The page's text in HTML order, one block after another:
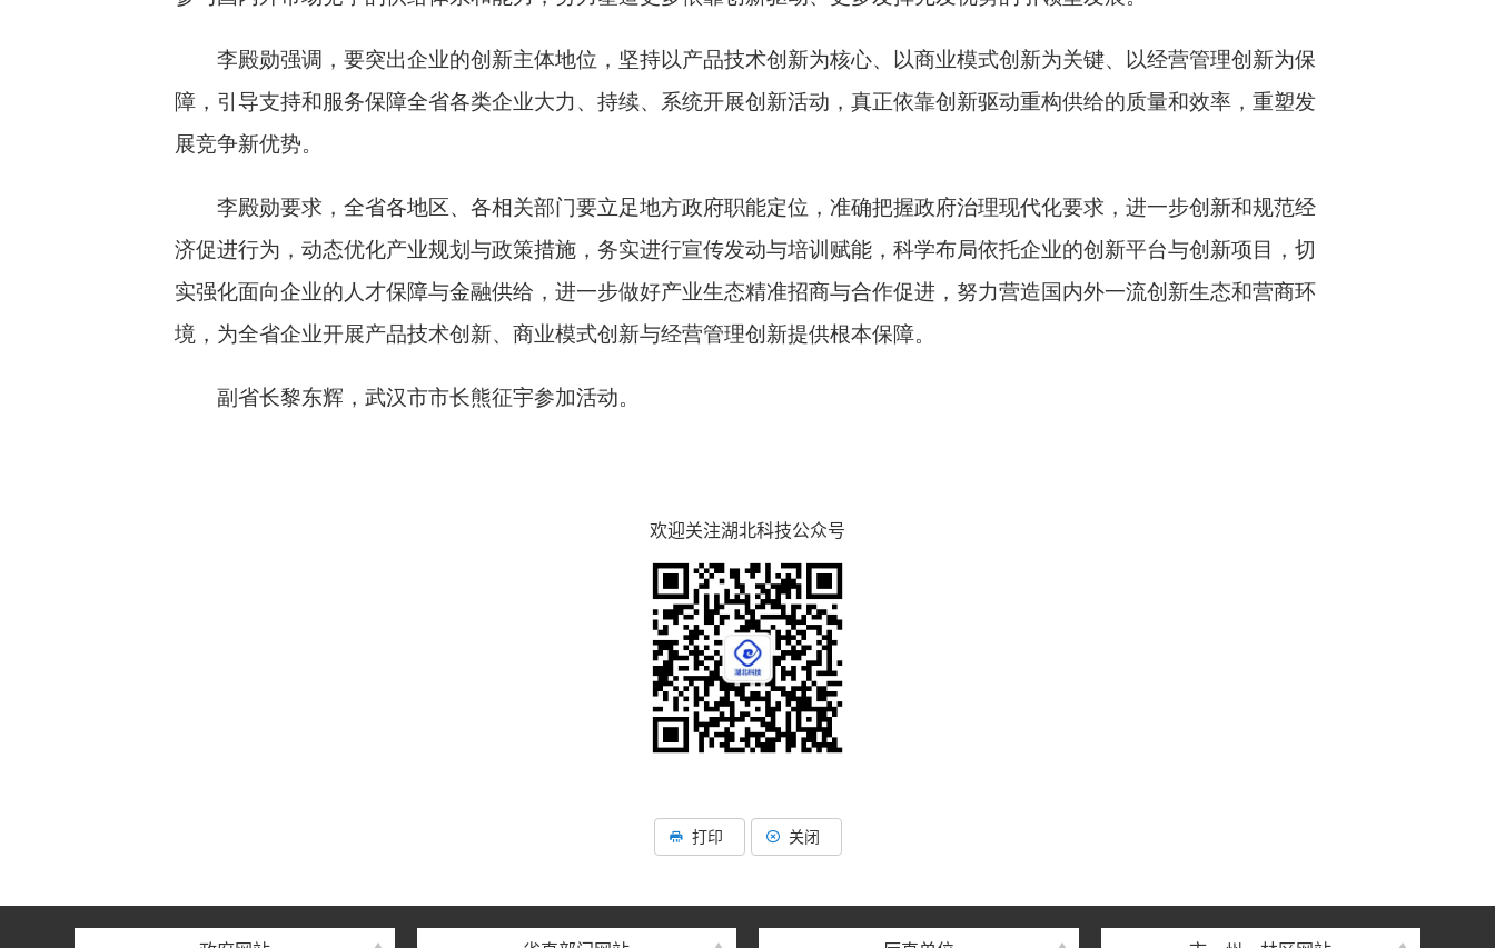
李殿勋强调，要突出企业的创新主体地位，坚持以产品技术创新为核心、以商业模式创新为关键、以经营管理创新为保
障，引导支持和服务保障全省各类企业大力、持续、系统开展创新活动，真正依靠创新驱动重构供给的质量和效率，重塑发
展竞争新优势。
李殿勋要求，全省各地区、各相关部门要立足地方政府职能定位，准确把握政府治理现代化要求，进一步创新和规范经
济促进行为，动态优化产业规划与政策措施，务实进行宣传发动与培训赋能，科学布局依托企业的创新平台与创新项目，切
实强化面向企业的人才保障与金融供给，进一步做好产业生态精准招商与合作促进，努力营造国内外一流创新生态和营商环
境，为全省企业开展产品技术创新、商业模式创新与经营管理创新提供根本保障。
副省长黎东辉，武汉市市长熊征宇参加活动。
欢迎关注湖北科技公众号
打印 关闭